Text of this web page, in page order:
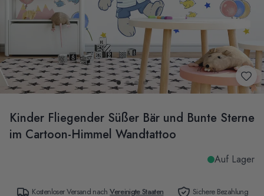
Kinder Fliegender Süßer Bär und Bunte Sterne
im Cartoon-Himmel Wandtattoo
Auf Lager
Kostenloser Versand nachVereinigte Staaten Sichere Bezahlung